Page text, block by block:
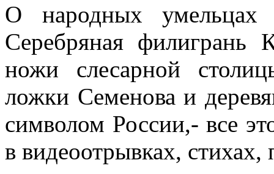
О народных
Серебряная филигрань
ножи слесарной
ложки Семенова и
символом России,- все
в видеоотрывках, стихах,